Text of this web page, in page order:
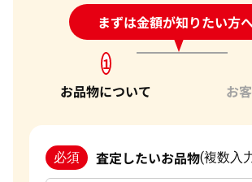
まずは金額が知りたい方
24時間受付中!問い合わせフ
1
お品物について
お
必須 査定したいお品物(複数入